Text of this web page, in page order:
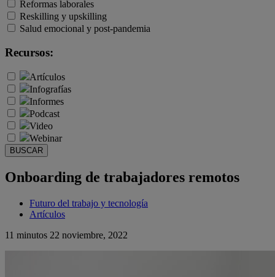
Reformas laborales
Reskilling y upskilling
Salud emocional y post-pandemia
Recursos:
Artículos
Infografías
Informes
Podcast
Video
Webinar
BUSCAR
Onboarding de trabajadores remotos
Futuro del trabajo y tecnología
Artículos
11 minutos 22 noviembre, 2022